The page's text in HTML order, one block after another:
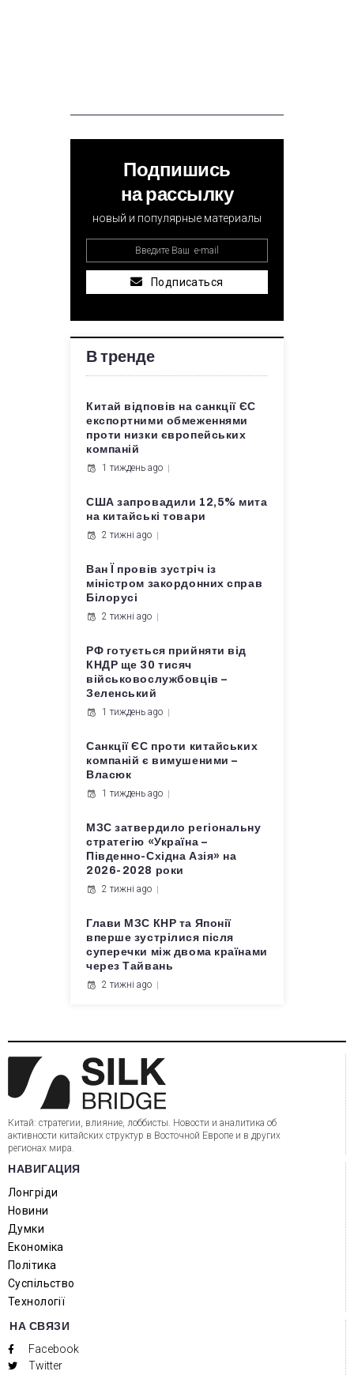
Подпишись
на рассылку
новый и популярные материалы
Подписаться
В тренде
Китай відповів на санкції ЄС
експортними обмеженнями
проти низки європейських
компаній
1 тиждень ago
США запровадили 12,5% мита
на китайські товари
2 тижні ago
Ван Ї провів зустріч із
міністром закордонних справ
Білорусі
2 тижні ago
РФ готується прийняти від
КНДР ще 30 тисяч
військовослужбовців –
Зеленський
1 тиждень ago
Санкції ЄС проти китайських
компаній є вимушеними –
Власюк
1 тиждень ago
МЗС затвердило регіональну
стратегію «Україна –
Південно-Східна Азія» на
2026-2028 роки
2 тижні ago
Глави МЗС КНР та Японії
вперше зустрілися після
суперечки між двома країнами
через Тайвань
2 тижні ago
Китай: стратегии, влияние, лоббисты. Новости и аналитика об
активности китайских структур в Восточной Европе и в других
регионах мира.
НАВИГАЦИЯ
Лонгріди
Новини
Думки
Економіка
Політика
Суспільство
Технології
НА СВЯЗИ
Facebook
Twitter